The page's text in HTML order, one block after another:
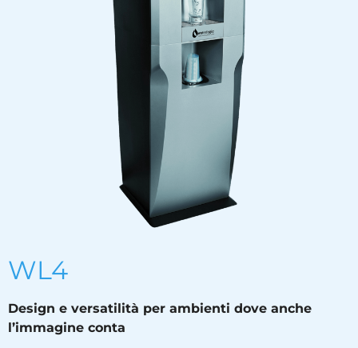
WL4
Design e versatilità per ambienti dove anche
l’immagine conta